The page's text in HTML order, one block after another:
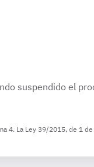
suspendido el
4. La Ley 39/2015, de 1